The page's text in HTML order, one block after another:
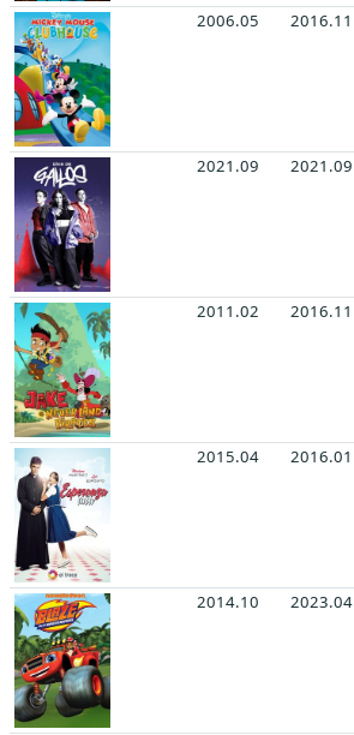
2006.05 2016.11
2021.09 2021.09
2011.02 2016.11
2015.04 2016.01
2014.10 2023.04